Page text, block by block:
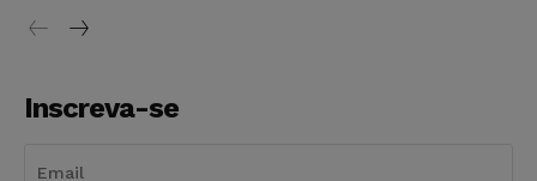
Inscreva-se